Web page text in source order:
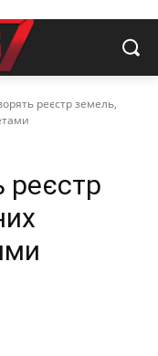
реєстр земель,
реєстр